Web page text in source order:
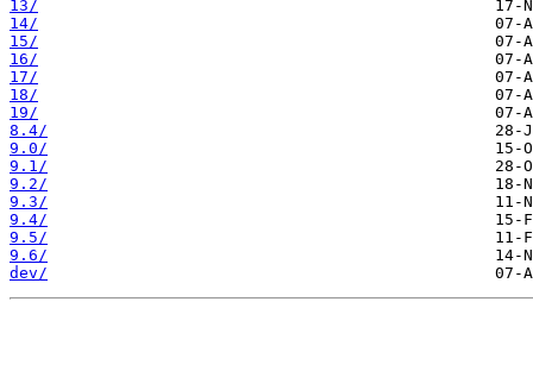
13/
14/
15/
16/
17/
18/
19/
8.4/
9.0/
9.1/
9.2/
9.3/
9.4/
9.5/
9.6/
dev/